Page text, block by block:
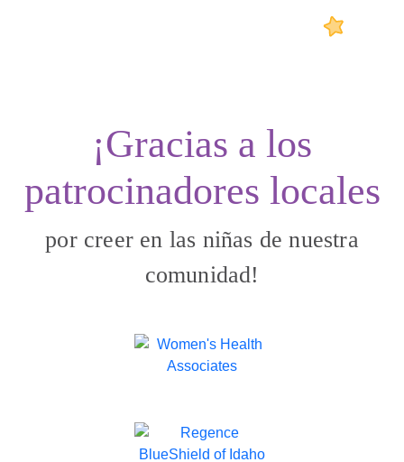
¡Gracias a los
patrocinadores locales
por creer en las niñas de nuestra
comunidad!